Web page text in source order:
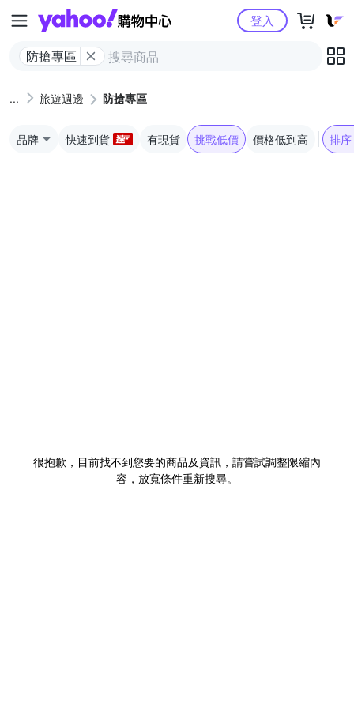
Yahoo購物中心
防搶專區
登入
旅遊週邊 防搶專區
品牌 快速到貨 有現貨 挑戰低價 價格低到高 排序
很抱歉，目前找不到您要的商品及資訊，請嘗試調整限縮內
容，放寬條件重新搜尋。